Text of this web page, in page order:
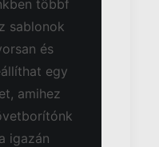
többf
sablonok
és
egy
amihez
igazán